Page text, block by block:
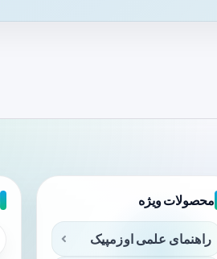
محصولات ویژه
راهنمای علمی اوزمپیک